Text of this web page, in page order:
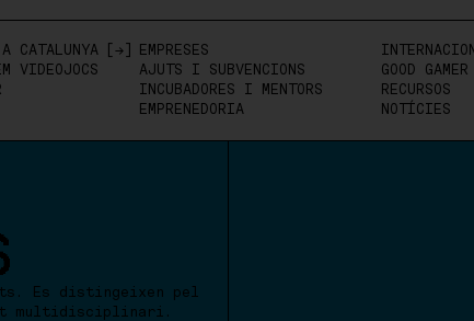
CATALUNYA
VIDEOJOCS
EMPRESES
AJUTS I SUBVENCIONS
INCUBADORES I MENTORS
EMPRENEDORIA
GOOD GAMER
RECURSOS
NOTÍCIES
Es distingeixen pel
multidisciplinari.